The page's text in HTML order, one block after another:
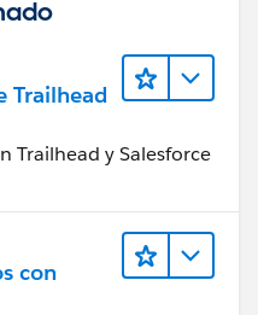
Trailhead
Trailhead y Salesforce
con